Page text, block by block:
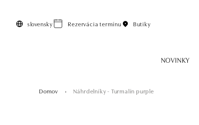
slovensky Rezervácia termínu Butiky
NOVINKY
Domov Náhrdelníky - Turmalín purple